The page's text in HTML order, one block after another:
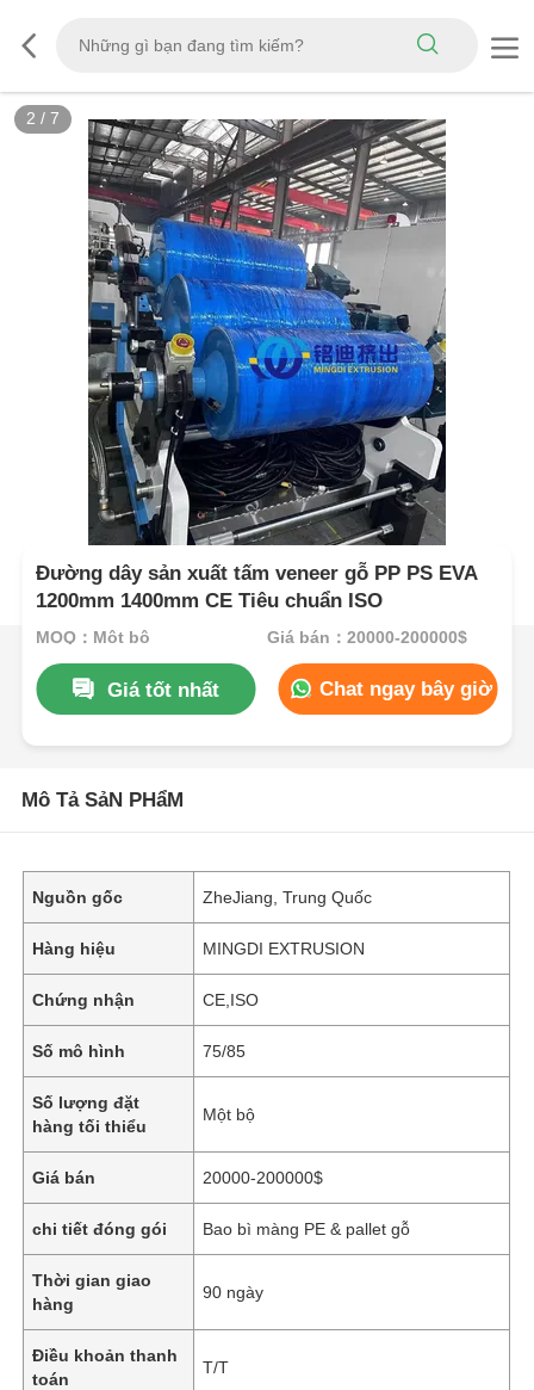
3 / 7
Đường dây sản xuất tấm veneer gỗ PP PS EVA
1200mm 1400mm CE Tiêu chuẩn ISO
MOQ：Một bộ Giá bán：20000-200000$
Giá tốt nhất Chat ngay bây giờ
Mô Tả SảN PHẩM
Nguồn gốc ZheJiang, Trung Quốc
Hàng hiệu MINGDI EXTRUSION
Chứng nhận CE,ISO
Số mô hình 75/85
Số lượng đặt
hàng tối thiểu
Một bộ
Giá bán 20000-200000$
chi tiết đóng gói Bao bì màng PE & pallet gỗ
Thời gian giao
hàng
90 ngày
Điều khoản thanh
toán
T/T